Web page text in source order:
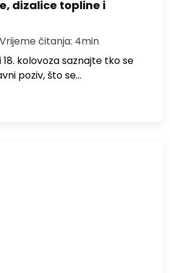
dizalice topline i
čitanja: 4min
kolovoza saznajte tko se
poziv, što se…